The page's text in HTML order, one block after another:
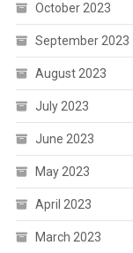
October 2023
September 2023
August 2023
July 2023
June 2023
May 2023
April 2023
March 2023